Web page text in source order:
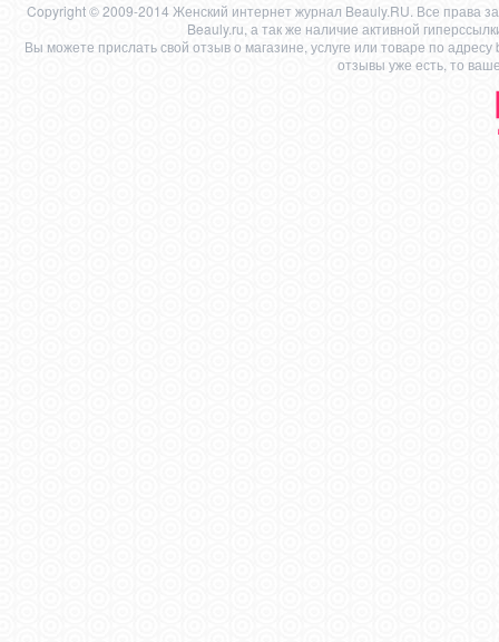
Copyright © 2009-2014 Женский интернет журнал Beauly.RU. Все права
Beauly.ru, а так же наличие активной
Вы можете прислать свой отзыв о магазине, услуге или товаре по адресу
отзывы уже есть, то